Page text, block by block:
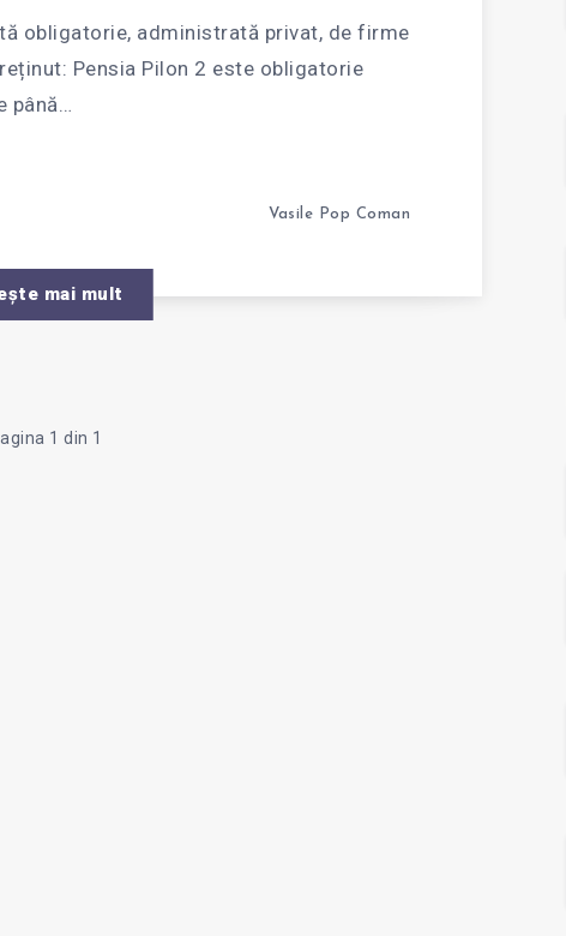
obligatorie, administrată privat, de firme
Pensia Pilon 2 este obligatorie
Vasile Pop Coman
mai mult
1 din 1